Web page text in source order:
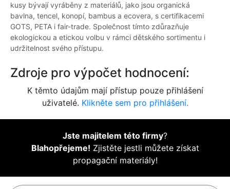
kusy bývají vyráběny z materiálů, jako jsou organická
bavlna, tencel, konopí, bambus a ecovera, s certifikacemi
GOTS, PETA i fair-trade. Společnost tímto zdůrazňuje
ekologickou a etickou volbu v rámci dětského sortimentu i
udržitelnost svého přístupu.
Zdroje pro výpočet hodnocení:
K těmto údajům mají přístup pouze přihlášení
uživatelé. Klikněte sem pro přihlášení.
Jste majitelem této firmy?
Blahopřejeme! Zjistěte jestli můžete získat
propagační materiály!